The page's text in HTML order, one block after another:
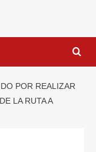
POR REALIZAR
LA RUTA A